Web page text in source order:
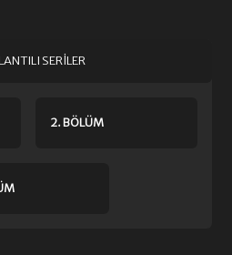
SERILER
2. BÖLÜM